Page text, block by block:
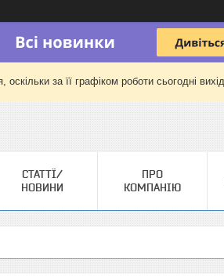
за її графіком роботи сьогодні
СТАТТЇ/
НОВИНИ
ПРО
КОМПАНІЮ